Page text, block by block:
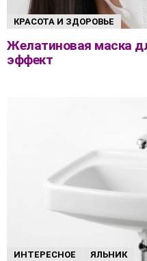
КРАСОТА И ЗДОРОВЬЕ
Желатиновая маска
эффект
ИНТЕРЕСНОЕ ЯЛЬНИК